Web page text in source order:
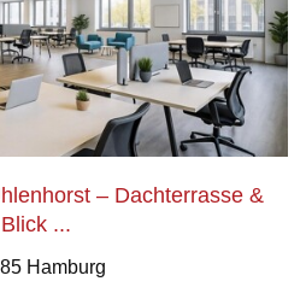
– Dachterrasse &
Blick ...
Hamburg